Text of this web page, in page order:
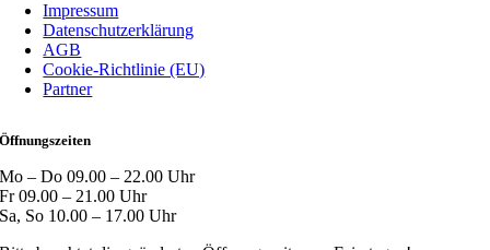
Impressum
Datenschutzerklärung
AGB
Cookie-Richtlinie (EU)
Partner
Öffnungszeiten
Mo – Do 09.00 – 22.00 Uhr
Fr 09.00 – 21.00 Uhr
Sa, So 10.00 – 17.00 Uhr